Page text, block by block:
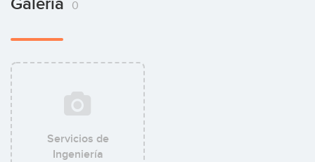
0
Servicios de
Ingeniería